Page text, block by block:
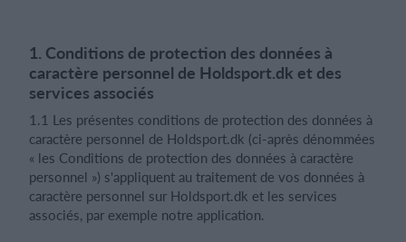
1. Conditions de protection des données à
caractère personnel de Holdsport.dk et des
services associés
1.1 Les présentes conditions de protection des données à
caractère personnel de Holdsport.dk (ci-après dénommées
« les Conditions de protection des données à caractère
personnel ») s'appliquent au traitement de vos données à
caractère personnel sur Holdsport.dk et les services
associés, par exemple notre application.